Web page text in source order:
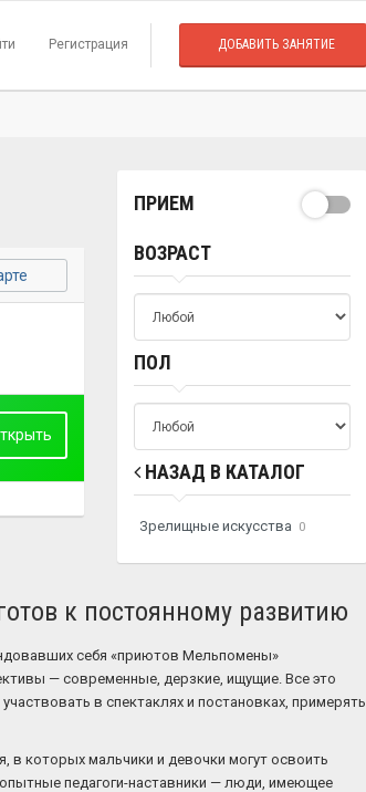
Регистрация ДОБАВИТЬ ЗАНЯТИЕ
ПРИЕМ
ВОЗРАСТ
ПОЛ
НАЗАД В КАТАЛОГ
Зрелищные искусства 0
к постоянному развитию
себя «приютов Мельпомены»
— современные, дерзкие, ищущие. Все это
в спектаклях и постановках, примерять
в которых мальчики и девочки могут освоить
педагоги-наставники — люди, имеющее